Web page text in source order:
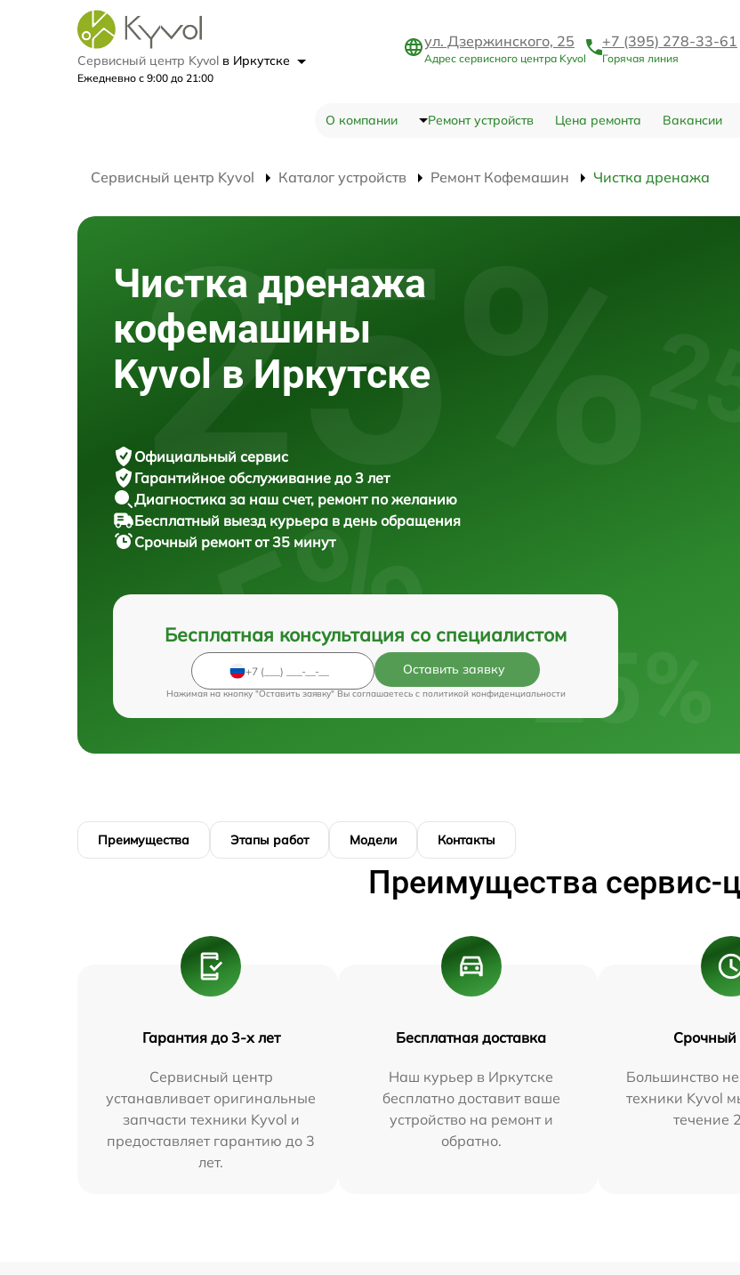
Сервисный центр Kyvol в Иркутске
Ежедневно с 9:00 до 21:00
ул. Дзержинского, 25
Адрес сервисного центра Kyvol
+7 (395) 278-33-61
Горячая линия
О компании Ремонт устройств Цена ремонта Вакансии
Сервисный центр Kyvol Каталог устройств Ремонт Кофемашин Чистка дренажа
Чистка дренажа
кофемашины
Kyvol в Иркутске
Официальный сервис
Гарантийное обслуживание до 3 лет
Диагностика за наш счет, ремонт по желанию
Бесплатный выезд курьера в день обращения
Срочный ремонтот 35 минут
Бесплатная консультация со специалистом
Оставить заявку
Нажимая на кнопку "Оставить заявку" Вы соглашаетесь c политикой конфиденциальности
Преимущества Этапы работ Модели Контакты
Преимущества сервис-
Гарантия до 3-х лет
Сервисный центр
устанавливает оригинальные
запчасти техники Kyvol и
предоставляет гарантию до 3
лет.
Бесплатная доставка
Наш курьер в Иркутске
бесплатно доставит ваше
устройство на ремонт и
обратно.
Срочный
Большинство
техники Kyvol
течение